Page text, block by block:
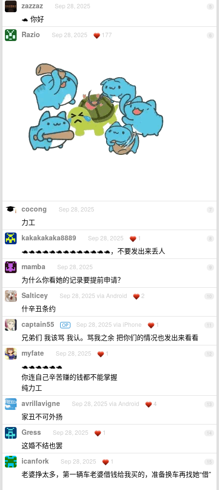
5
zazzaz Sep 28, 2025
🐢 你好
6
Razio Sep 28, 2025 177
7
cocong Sep 28, 2025
力工
8
kakakakaka8889 Sep 28, 2025 1
🐢🐢🐢🐢🐢🐢🐢🐢🐢🐢🐢🐢🐢，不要发出来丢人
9
mamba Sep 28, 2025
为什么你看她的记录要提前申请？
10
Salticey Sep 28, 2025 via Android 2
什辛丑条约
11
captain55 OP Sep 28, 2025 via iPhone 1
兄弟们 我该骂 我认。骂我之余 把你们的情况也发出来看看
12
myfate Sep 28, 2025 1
🐢🐢🐢🐢🐢🐢
你连自己辛苦赚的钱都不能掌握
纯力工
13
avrillavigne Sep 28, 2025 via Android 4
家丑不可外扬
14
Gress Sep 28, 2025 1
这婚不结也罢
15
icanfork Sep 28, 2025 1
老婆挣太多，第一辆车老婆借钱给我买的，准备换车再找她“借”